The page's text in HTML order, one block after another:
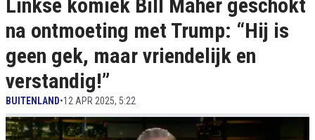
Maar Vriendelijk En Verstandig!”
Linkse komiek Bill Maher geschokt
na ontmoeting met Trump: “Hij is
geen gek, maar vriendelijk en
verstandig!”
BUITENLAND•12 APR 2025, 5:22